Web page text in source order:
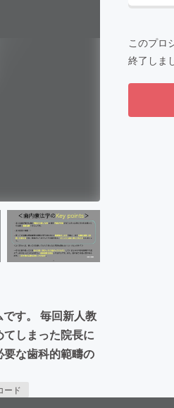
す。 毎回新人教
しまった院長に
な歯科的範疇の
ード
このプロ
終了しま